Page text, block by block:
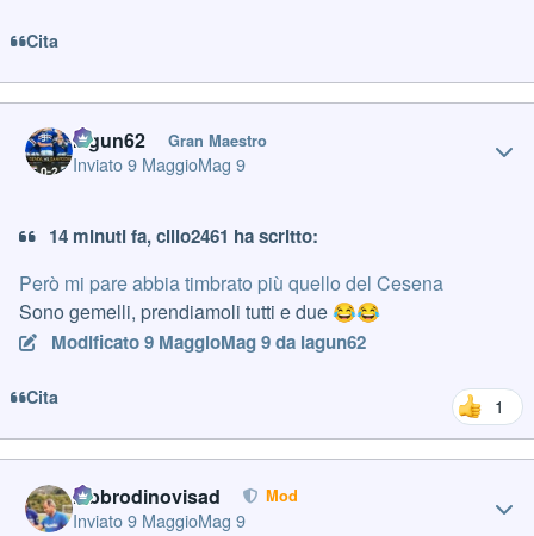
Cita
Iagun62 Gran Maestro
Inviato9 MaggioMag 9
14 minuti fa, cillo2461 ha scritto:
Però mi pare abbia timbrato più quello del Cesena
Sono gemelli, prendiamoli tutti e due 😂😂
Modificato9 MaggioMag 9da Iagun62
Cita 1
labbrodinovisad Mod
Inviato9 MaggioMag 9